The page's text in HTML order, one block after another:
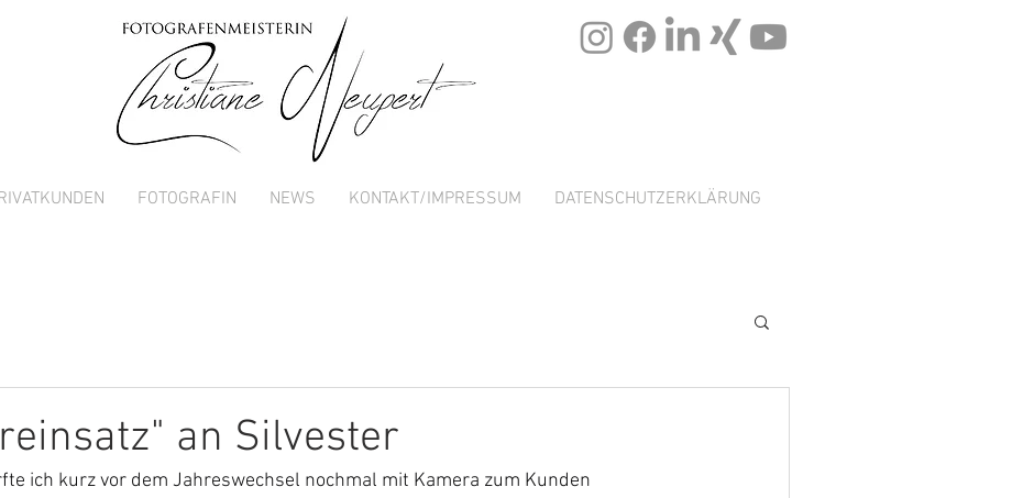
FOTOGRAFIN NEWS KONTAKT/IMPRESSUM DATENSCHUTZERKLÄRUNG
an Silvester
ich kurz vor dem Jahreswechsel nochmal mit Kamera zum Kunden